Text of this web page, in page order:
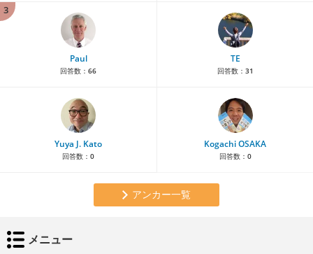
3
Paul
回答数： 66
TE
回答数： 31
Yuya J. Kato
回答数： 0
Kogachi OSAKA
回答数： 0
アンカー一覧
メニュー